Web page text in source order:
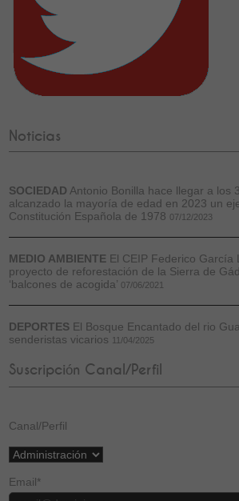
Noticias
SOCIEDAD Antonio Bonilla hace llegar a los
alcanzado la mayoría de edad en 2023 un
Constitución Española de 1978 07/12/2023
MEDIO AMBIENTE El CEIP Federico García
proyecto de reforestación de la Sierra de
‘balcones de acogida’ 07/06/2021
DEPORTES El Bosque Encantado del rio
senderistas vicarios 11/04/2025
Suscripción Canal/Perfil
Canal/Perfil
Email*